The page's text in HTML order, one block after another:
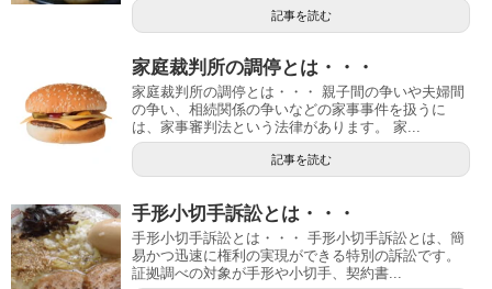
記事を読む
家庭裁判所の調停とは・・・
家庭裁判所の調停とは・・・ 親子間の争いや夫婦間
の争い、相続関係の争いなどの家事事件を扱うに
は、家事審判法という法律があります。 家...
記事を読む
手形小切手訴訟とは・・・
手形小切手訴訟とは・・・ 手形小切手訴訟とは、簡
易かつ迅速に権利の実現ができる特別の訴訟です。
証拠調べの対象が手形や小切手、契約書...